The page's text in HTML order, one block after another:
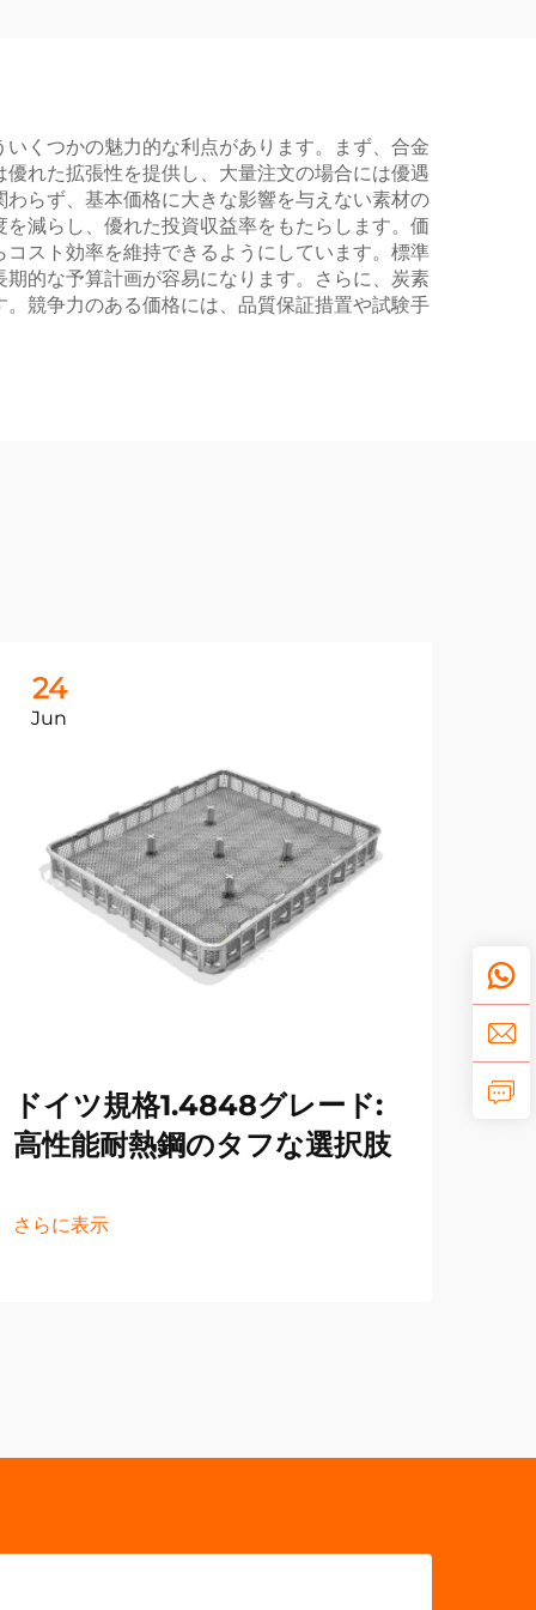
くつかの魅力的な利点があります。まず、合金
れた拡張性を提供し、大量注文の場合には優遇
らず、基本価格に大きな影響を与えない素材の
減らし、優れた投資収益率をもたらします。価
スト効率を維持できるようにしています。標準
的な予算計画が容易になります。さらに、炭素
競争力のある価格には、品質保証措置や試験手
24
Jun
ドイツ規格1.4848グレード:
高性能耐熱鋼のタフな選択肢
さらに表示
プ